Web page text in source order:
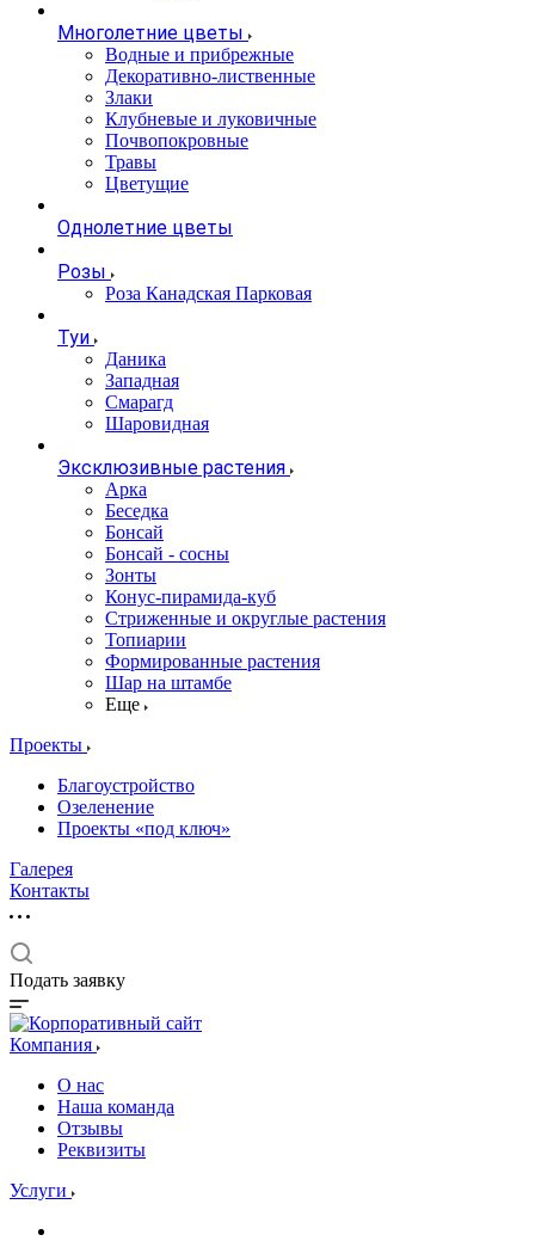
Многолетние цветы
Водные и прибрежные
Декоративно-лиственные
Злаки
Клубневые и луковичные
Почвопокровные
Травы
Цветущие
Однолетние цветы
Розы
Роза Канадская Парковая
Туи
Даника
Западная
Смарагд
Шаровидная
Эксклюзивные растения
Арка
Беседка
Бонсай
Бонсай - сосны
Зонты
Конус-пирамида-куб
Стриженные и округлые растения
Топиарии
Формированные растения
Шар на штамбе
Еще
Проекты
Благоустройство
Озеленение
Проекты «под ключ»
Галерея
Контакты
Подать заявку
Компания
О нас
Наша команда
Отзывы
Реквизиты
Услуги